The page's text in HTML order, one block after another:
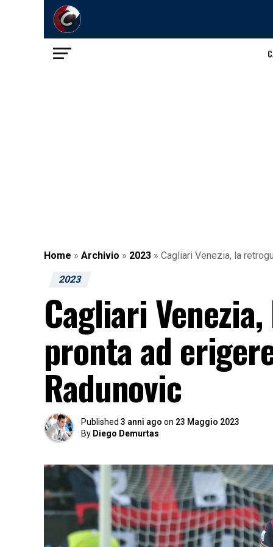
Home » Archivio » 2023 » Cagliari Venezia, la
2023
Cagliari
pronta ad
Radunovic
Published 3 anni ago on 23 Maggio 2023
By Diego Demurtas